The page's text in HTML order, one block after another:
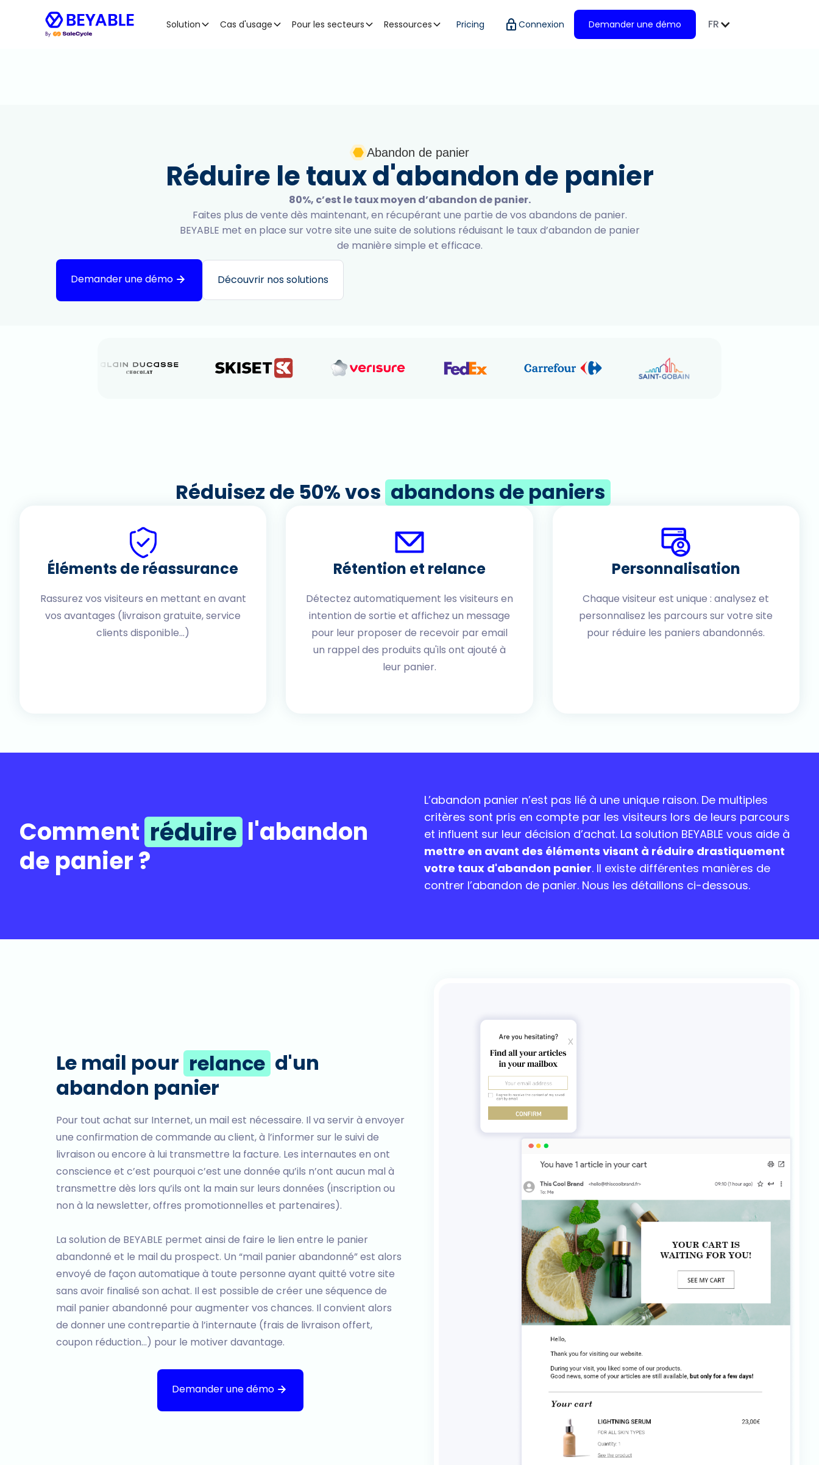
Solution Cas d'usage Pour les secteurs Ressources Pricing Connexion Demander une démo FR
Abandon de panier
Réduire le taux d'abandon de panier
80%, c’est le taux moyen d’abandon de panier.
Faites plus de vente dès maintenant, en récupérant une partie de vos abandons de panier.
BEYABLE met en place sur votre site une suite de solutions réduisant le taux d’abandon de panier
de manière simple et efficace.
Demander une démo Découvrir nos solutions
Réduisez de 50% vos abandons de paniers
Éléments de réassurance
Rassurez vos visiteurs en mettant en avant
vos avantages (livraison gratuite, service
clients disponible...)
Rétention et relance
Détectez automatiquement les visiteurs en
intention de sortie et affichez un message
pour leur proposer de recevoir par email
un rappel des produits qu'ils ont ajouté à
leur panier.
Personnalisation
Chaque visiteur est unique : analysez et
personnalisez les parcours sur votre site
pour réduire les paniers abandonnés.
Comment réduire l'abandon
de panier ?
L’abandon panier n’est pas lié à une unique raison. De multiples
critères sont pris en compte par les visiteurs lors de leurs parcours
et influent sur leur décision d’achat. La solution BEYABLE vous aide à
mettre en avant des éléments visant à réduire drastiquement
votre taux d'abandon panier. Il existe différentes manières de
contrer l’abandon de panier. Nous les détaillons ci-dessous.
Le mail pour relance d'un
abandon panier
Pour tout achat sur Internet, un mail est nécessaire. Il va servir à envoyer
une confirmation de commande au client, à l’informer sur le suivi de
livraison ou encore à lui transmettre la facture. Les internautes en ont
conscience et c’est pourquoi c’est une donnée qu’ils n’ont aucun mal à
transmettre dès lors qu’ils ont la main sur leurs données (inscription ou
non à la newsletter, offres promotionnelles et partenaires).
La solution de BEYABLE permet ainsi de faire le lien entre le panier
abandonné et le mail du prospect. Un “mail panier abandonné” est alors
envoyé de façon automatique à toute personne ayant quitté votre site
sans avoir finalisé son achat. Il est possible de créer une séquence de
mail panier abandonné pour augmenter vos chances. Il convient alors
de donner une contrepartie à l’internaute (frais de livraison offert,
coupon réduction...) pour le motiver davantage.
Demander une démo